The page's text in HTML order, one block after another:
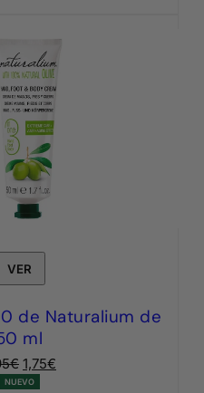
VER
de Naturalium de
ml
€ El
precio
1,75€
NUEVO